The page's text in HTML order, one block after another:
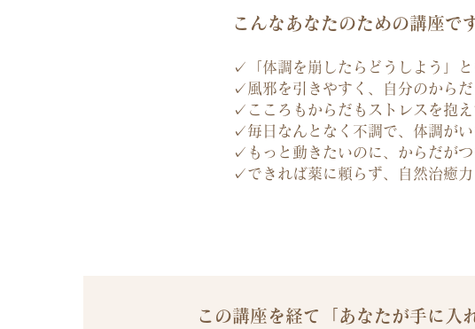
こんなあなたのための講座で
✓「体調を崩したらどうしよう」
​✓風邪を引きやすく、自分のから
✓こころもからだもストレスを抱
✓毎日なんとなく不調で、体調が
✓もっと動きたいのに、からだが
✓できれば薬に頼らず、自然治癒
この講座を経て「あなたが手に入